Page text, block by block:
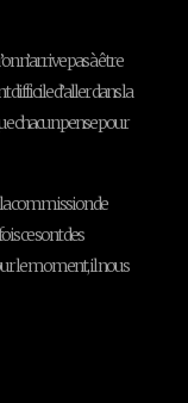
n’arrive pas à être
difficile d’aller dans la
chacun pense pour
la commission de
ce sont des
le moment, il nous